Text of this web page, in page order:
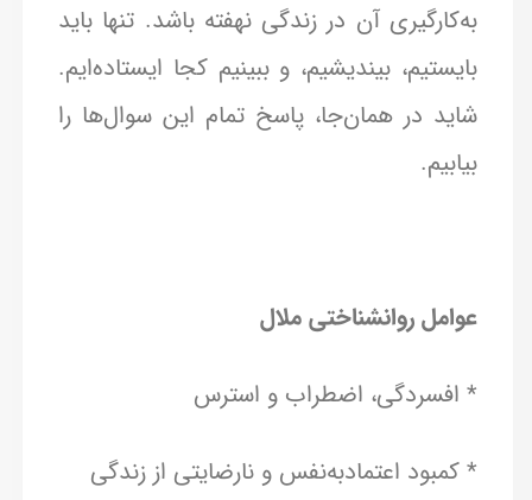
به‌کارگیری آن در زندگی نهفته باشد. تنها باید
بایستیم، بیندیشیم، و ببینیم کجا ایستاده‌ایم.
شاید در همان‌جا، پاسخ تمام این سوال‌ها را
بیابیم.
عوامل روانشناختی ملال
* افسردگی، اضطراب و استرس
* کمبود اعتمادبه‌نفس و نارضایتی از زندگی